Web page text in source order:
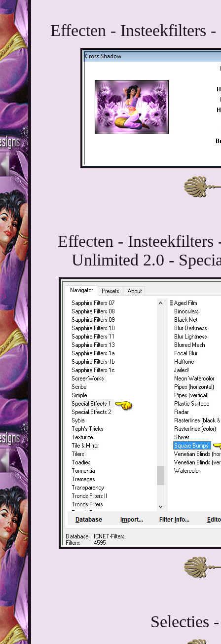
Effecten - Insteekfilters
Effecten -
Unlimited 2.0 -
Selecties